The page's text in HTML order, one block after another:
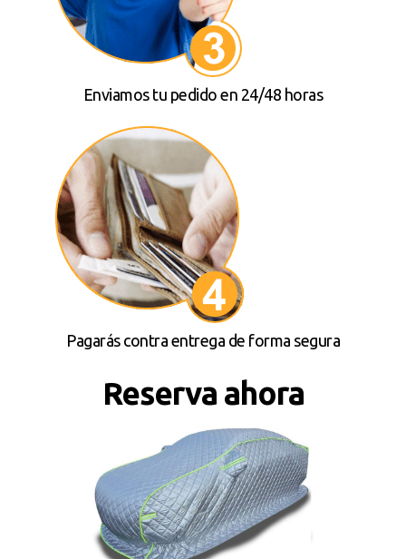
Enviamos tu pedido en 24/48 horas
Pagarás contra entrega de forma segura
Reserva ahora